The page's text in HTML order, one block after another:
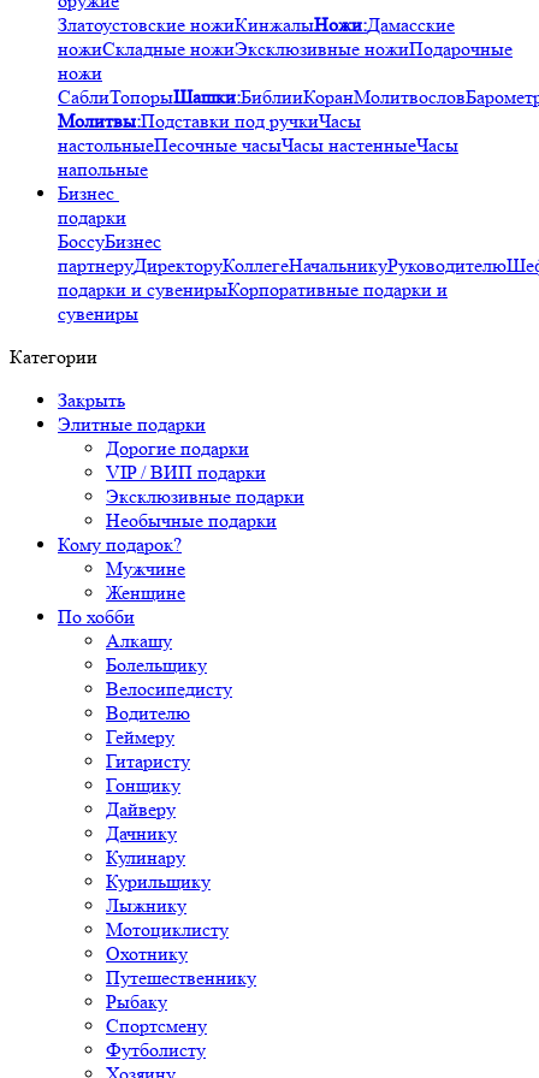
Златоустовские ножиКинжалыНожи:Дамасские
ножиСкладные ножиЭксклюзивные ножиПодарочные
ножи
СаблиТопорыШашки:БиблииКоранМолитвослов
Молитвы:Подставки под ручкиЧасы
настольныеПесочные часыЧасы настенныеЧасы
напольные
Бизнес
подарки
БоссуБизнес
партнеруДиректоруКоллегеНачальникуРуководителю
подарки и сувенирыКорпоративные подарки и
сувениры
Категории
Закрыть
Элитные подарки
Дорогие подарки
VIP / ВИП подарки
Эксклюзивные подарки
Необычные подарки
Кому подарок?
Мужчине
Женщине
По хобби
Алкашу
Болельщику
Велосипедисту
Водителю
Геймеру
Гитаристу
Гонщику
Дайверу
Дачнику
Кулинару
Курильщику
Лыжнику
Мотоциклисту
Охотнику
Путешественнику
Рыбаку
Спортсмену
Футболисту